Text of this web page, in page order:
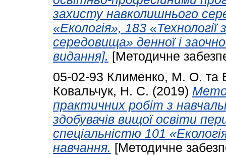
захисту навколишнього
«Екологія», 183
середовища» денної і
видання]. [Методичне
05-02-93 Клименко, М. О. та
Ковальчук, Н. С. (2019)
практичних робіт з
здобувачів вищої освіти
спеціальністю 101
навчання. [Методичне